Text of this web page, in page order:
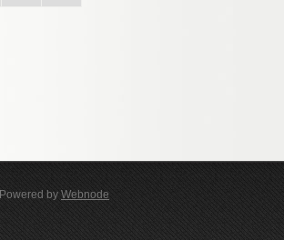
Powered by Webnode